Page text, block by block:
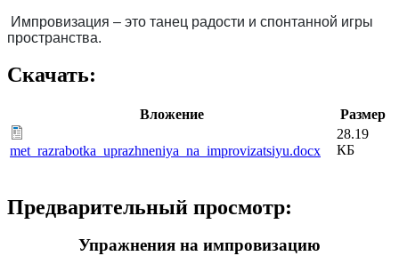
Импровизация – это танец радости и спонтанной игры
пространства.
Скачать:
Вложение Размер
met_razrabotka_uprazhneniya_na_improvizatsiyu.docx
28.19
КБ
Предварительный просмотр:
Упражнения на импровизацию